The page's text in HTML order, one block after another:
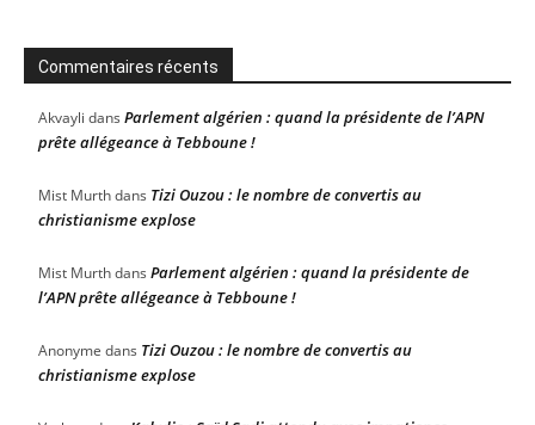
Commentaires récents
Akvayli dans Parlement algérien : quand la présidente de l’APN
prête allégeance à Tebboune !
Mist Murthdans Tizi Ouzou : le nombre de convertis au
christianisme explose
Mist Murthdans Parlement algérien : quand la présidente de
l’APN prête allégeance à Tebboune !
Anonyme dans Tizi Ouzou : le nombre de convertis au
christianisme explose